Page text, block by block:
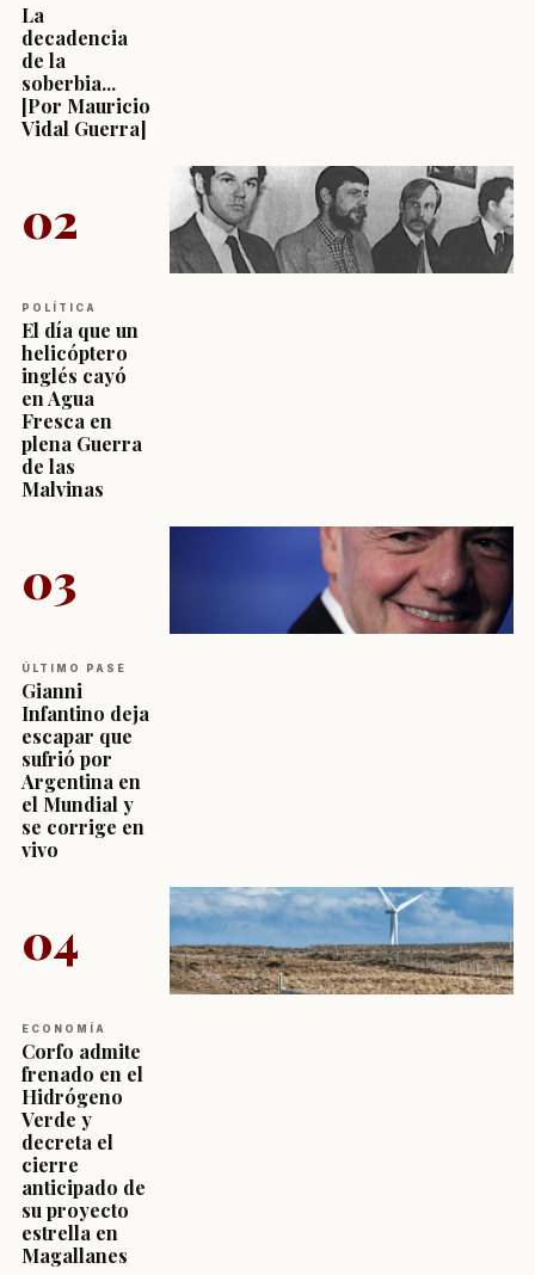
La
decadencia
de la
soberbia...
[Por Mauricio
Vidal Guerra]
02
POLÍTICA
El día que un
helicóptero
inglés cayó
en Agua
Fresca en
plena Guerra
de las
Malvinas
03
ÚLTIMO PASE
Gianni
Infantino deja
escapar que
sufrió por
Argentina en
el Mundial y
se corrige en
vivo
04
ECONOMÍA
Corfo admite
frenado en el
Hidrógeno
Verde y
decreta el
cierre
anticipado de
su proyecto
estrella en
Magallanes